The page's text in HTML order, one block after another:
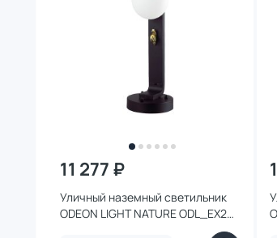
11 277 ₽
Уличный наземный светильник
ODEON LIGHT NATURE ODL_EX26
IP54 G9 1*15W max 5434/1F черный